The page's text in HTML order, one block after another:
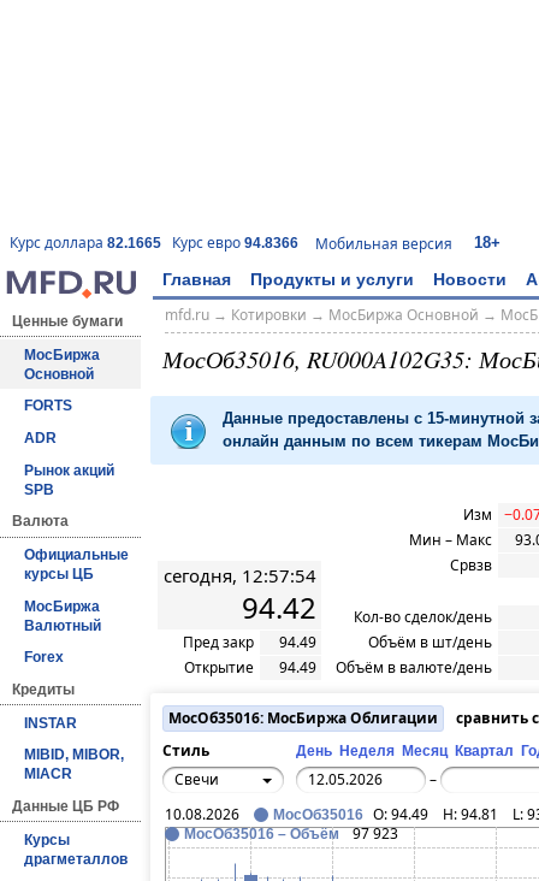
Курс доллара 82.1665 Курс евро 94.8366 Мобильная версия 18+
Главная Продукты и услуги Новости
Ценные бумаги
МосБиржа
Основной
FORTS
ADR
Рынок акций
SPB
Валюта
Официальные
курсы ЦБ
МосБиржа
Валютный
Forex
Кредиты
INSTAR
MIBID, MIBOR,
MIACR
Данные ЦБ РФ
Курсы
драгметаллов
mfd.ru→ Котировки → МосБиржа Основной →
МосОб35016, RU000A102G35:
Данные предоставлены с 15-минутной
онлайн данным по всем тикерам
сегодня, 12:57:54
94.42
Пред закр
94.49
Открытие
94.49
Изм
Мин – Макс
Срвзв
Кол-во сделок/день
Объём в шт/день
Объём в валюте/день
МосОб35016: МосБиржа Облигации
сравнить
Стиль
День Неделя Месяц Квартал
Свечи
–
10.08.2026
МосОб35016 O:94.49 H:94.81 L:
МосОб35016 – Объём 97 923